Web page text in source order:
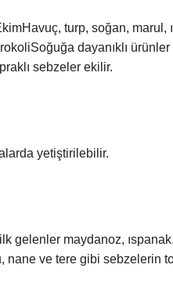
turp, soğan, marul,
dayanıklı ürünler
sebzeler ekilir.
yetiştirilebilir.
gelenler maydanoz,
nane ve tere gibi sebzelerin